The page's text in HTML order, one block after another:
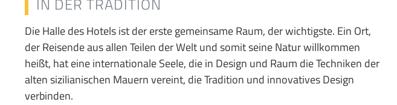
Die Halle des Hotels ist der erste gemeinsame Raum, der wichtigste. Ein Ort,
der Reisende aus allen Teilen der Welt und somit seine Natur willkommen
heißt, hat eine internationale Seele, die in Design und Raum die Techniken der
alten sizilianischen Mauern vereint, die Tradition und innovatives Design
verbinden.